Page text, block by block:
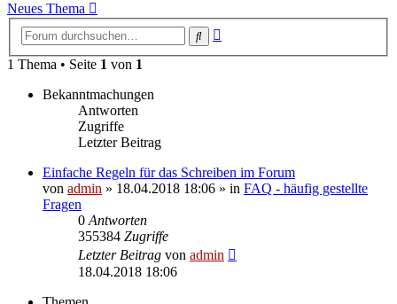
Neues Thema
Suche
1 Thema • Seite 1 von 1
Bekanntmachungen
Antworten
Zugriffe
Letzter Beitrag
Einfache Regeln für das Schreiben im Forum
von admin » 18.04.2018 18:06 » in FAQ - häufig gestellte
Fragen
0 Antworten
355384 Zugriffe
Letzter Beitrag von admin
18.04.2018 18:06